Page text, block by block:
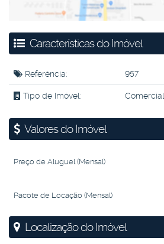
Características do Imóvel
Referência: 957
Tipo de Imóvel: Comercial
Valores do Imóvel
Preço de Aluguel (Mensal)
Pacote de Locação (Mensal)
Localização do Imóvel